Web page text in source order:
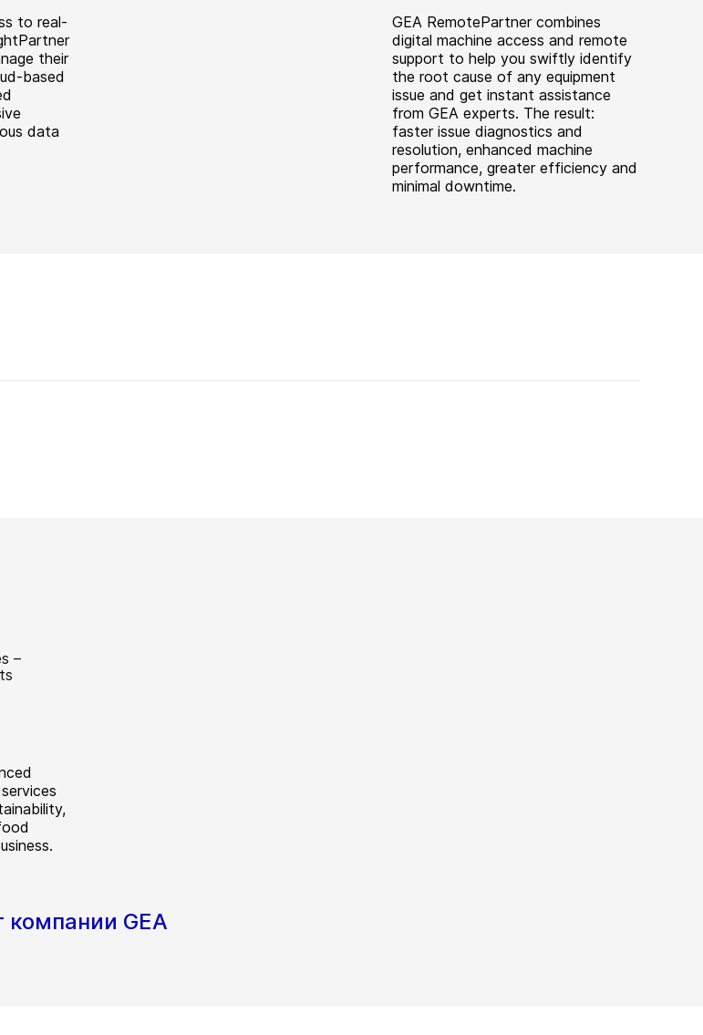
to real-
their
based
data
GEA RemotePartner combines
digital machine access and remote
support to help you swiftly identify
the root cause of any equipment
issue and get instant assistance
from GEA experts. The result:
faster issue diagnostics and
resolution, enhanced machine
performance, greater efficiency and
minimal downtime.
компании GEA